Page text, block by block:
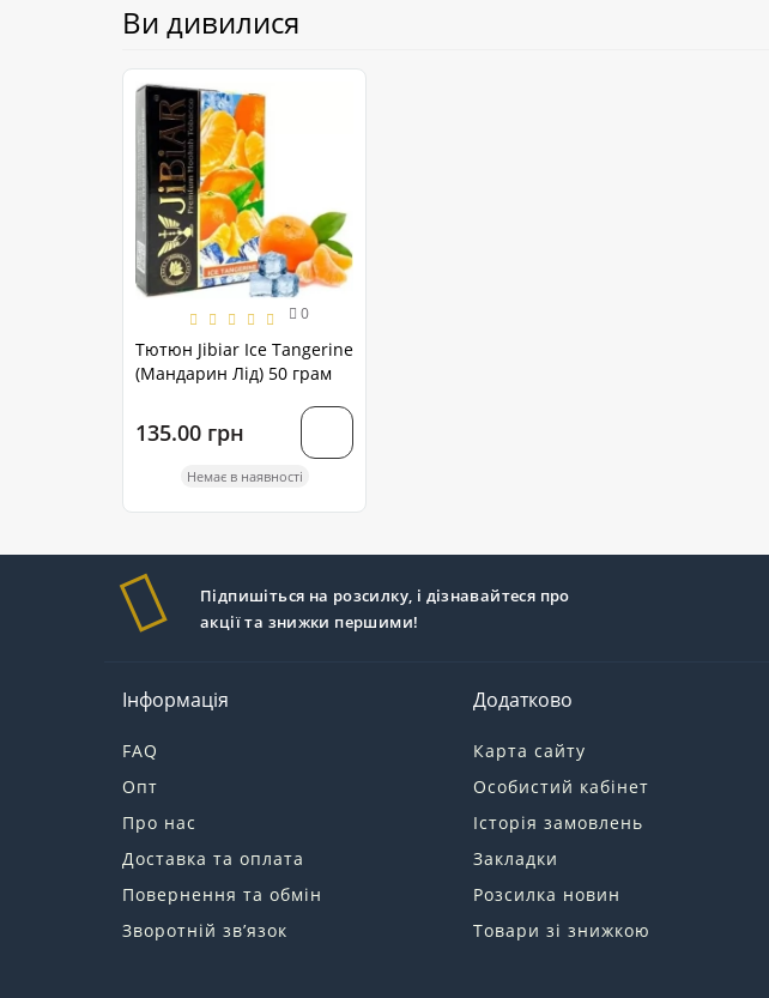
Ви дивилися
0
Тютюн Jibiar Ice Tangerine
(Мандарин Лід) 50 грам
135.00 грн
Немає в наявності
Підпишіться на розсилку, і дізнавайтеся про
акції та знижки першими!
Інформація
FAQ
Опт
Про нас
Доставка та оплата
Повернення та обмін
Зворотній зв’язок
Додатково
Карта сайту
Особистий кабінет
Історія замовлень
Закладки
Розсилка новин
Товари зі знижкою